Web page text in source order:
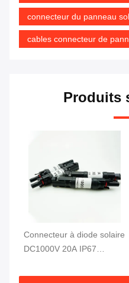
connecteur du panneau
cables connecteur de
Produits
Connecteur à diode solaire
DC1000V 20A IP67